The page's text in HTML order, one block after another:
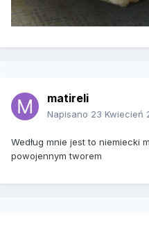
matireli
Napisano 23 Kwiecień
Według mnie jest to niemiecki
powojennym tworem